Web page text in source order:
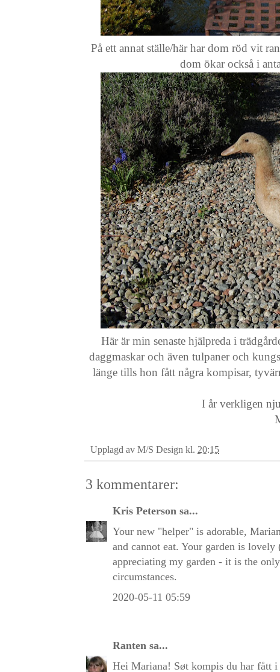
På ett annat ställe/här har dom röd vit
dom ökar också i
Här är min senaste hjälpreda i
daggmaskar och även tulpaner och
länge tills hon fått några kompisar,
I år verkligen
Upplagd av M/S Design kl. 20:15
3 kommentarer:
Kris Peterson sa...
Your new "helper" is adorable,
and cannot eat. Your garden is
appreciating my garden - it is the
circumstances.
2020-05-11 05:59
Ranten sa...
Hei Mariana! Søt kompis du har fått